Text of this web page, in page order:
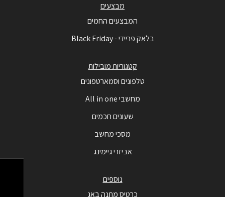
מבצעים
המבצעים החמים
בלאק פריידי - Black Friday
קטגוריות מובילות
טלפונים וסמארטפונים
מחשבי All in one
שעונים חכמים
מסכי מחשב
אביזרי גיימינג
נוספים
כרטיס מתנה באג